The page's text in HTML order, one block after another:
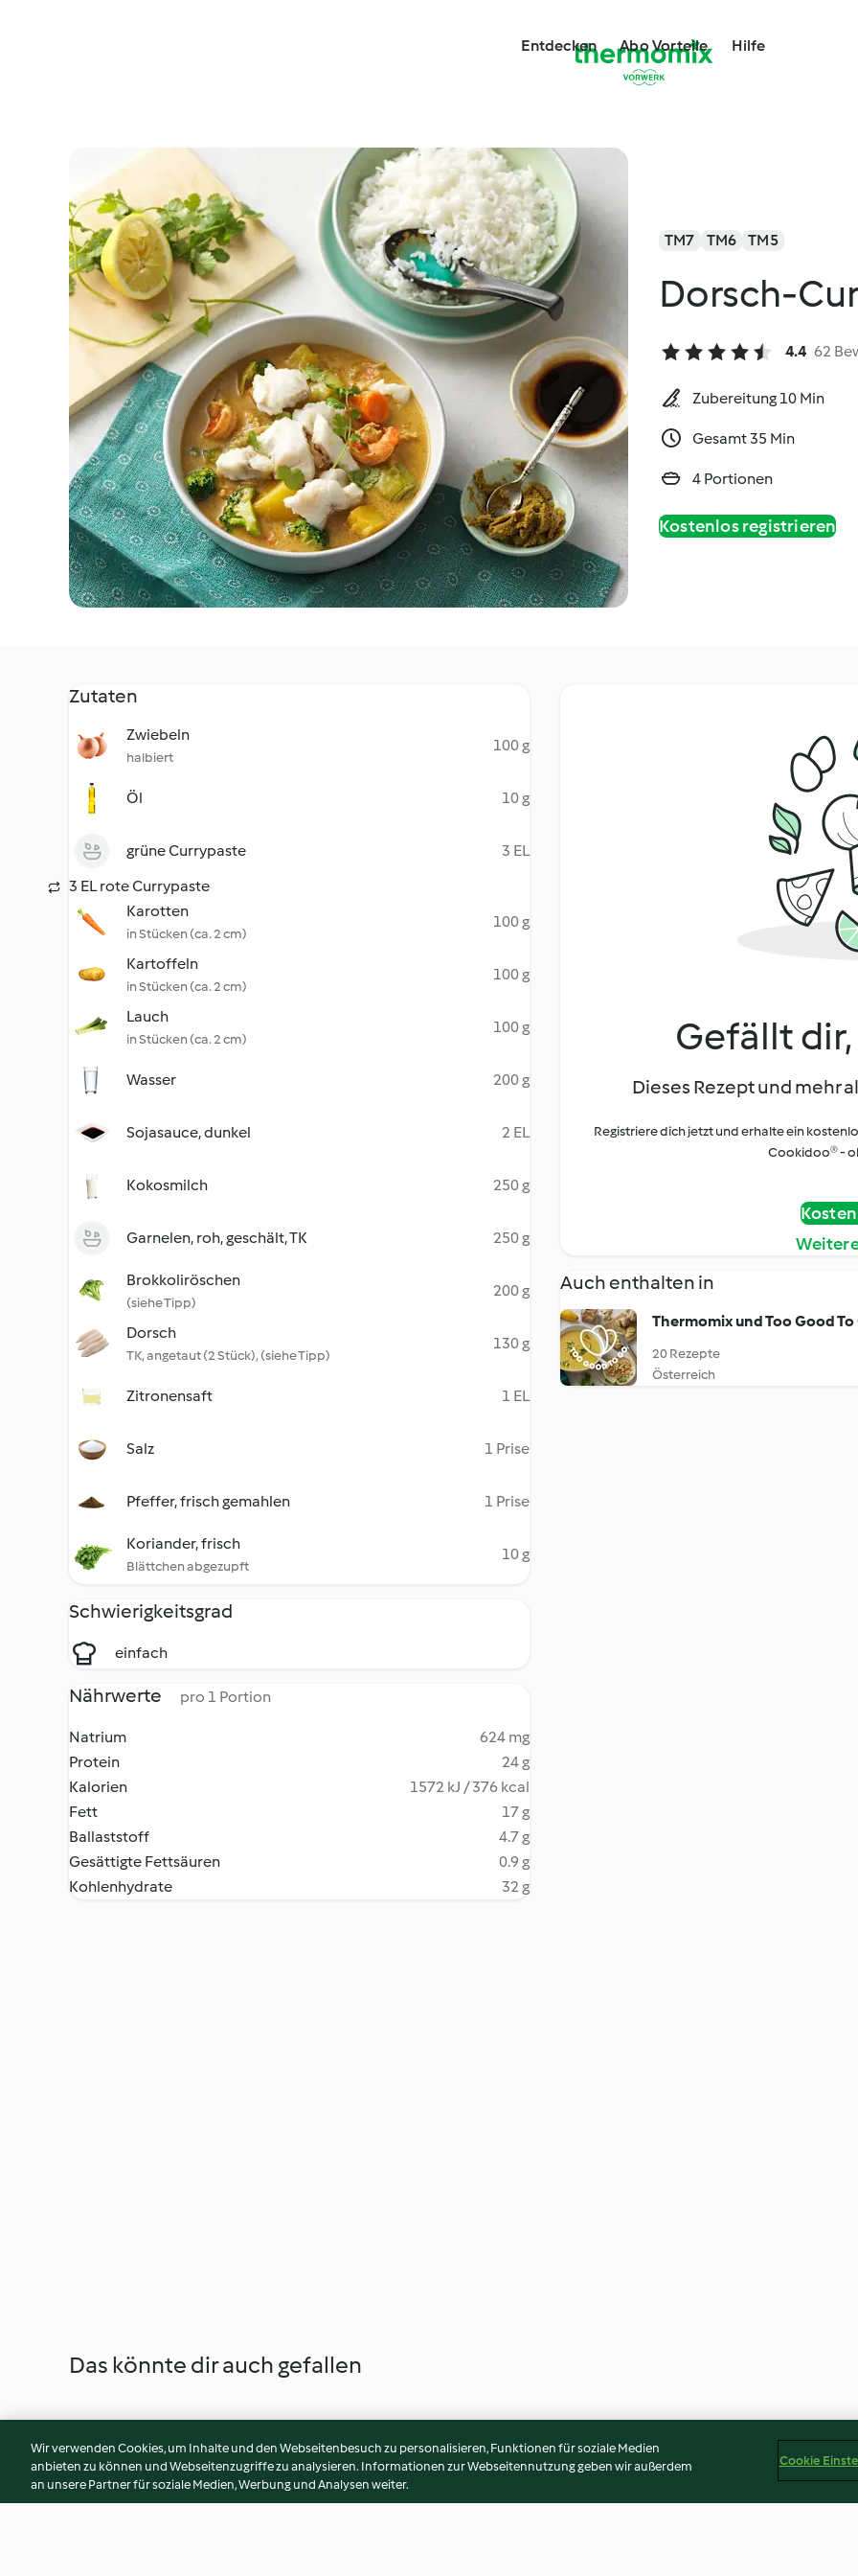
Entdecken Abo Vorteile Hilfe
TM7 TM6 TM5
Dorsch-
4.4 62
Zubereitung 10 Min
Gesamt 35 Min
4 Portionen
Kostenlos registrieren
Zutaten
Zwiebeln
halbiert
100 g
Öl 10 g
grüne Currypaste
3 EL
3 EL rote Currypaste
Karotten
in Stücken (ca. 2 cm)
100 g
Kartoffeln
in Stücken (ca. 2 cm)
100 g
Lauch
in Stücken (ca. 2 cm)
100 g
Wasser 200 g
Sojasauce, dunkel 2 EL
Kokosmilch 250 g
Garnelen, roh, geschält, TK 250 g
Brokkoliröschen
(siehe Tipp)
200 g
Dorsch
TK, angetaut (2 Stück), (siehe Tipp)
130 g
Zitronensaft 1 EL
Salz 1 Prise
Pfeffer, frisch gemahlen 1 Prise
Koriander, frisch
Blättchen abgezupft
10 g
Schwierigkeitsgrad
einfach
Nährwerte pro 1 Portion
Natrium
624 mg
Protein
24 g
Kalorien
1572 kJ / 376 kcal
Fett
17 g
Ballaststoff
4.7 g
Gesättigte Fettsäuren
0.9 g
Kohlenhydrate
32 g
Gefällt
Dieses Rezept und mehr
Registriere dich jetzt und erhalte ein
Cookidoo® -
Auch enthalten in
Thermomix und Too Good To
20 Rezepte
Österreich
Das könnte dir auch gefallen
Wir verwenden Cookies, um Inhalte und den Webseitenbesuch zu personalisieren, Funktionen für soziale Medien
anbieten zu können und Webseitenzugriffe zu analysieren. Informationen zur Webseitennutzung geben wir außerdem
an unsere Partner für soziale Medien, Werbung und Analysen weiter.
Cookie